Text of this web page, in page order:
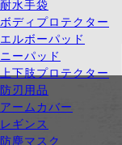
耐水手袋
ボディプロテクター
エルボーパッド
ニーパッド
上下肢プロテクター
防刃用品
アームカバー
レギンス
防塵マスク